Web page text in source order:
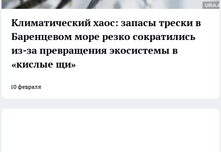
Климатический хаос: запасы трески в
Баренцевом море резко сократились
из-за превращения экосистемы в
«кислые щи»
10 февраля